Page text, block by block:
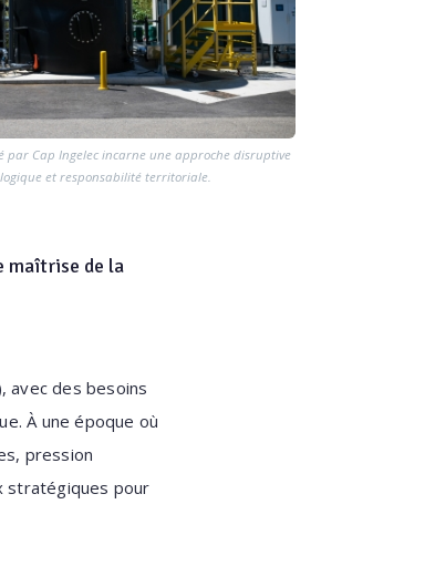
par Cap Ingelec incarne une approche disruptive
et responsabilité territoriale.
maîtrise de la
avec des besoins
À une époque où
pression
stratégiques pour